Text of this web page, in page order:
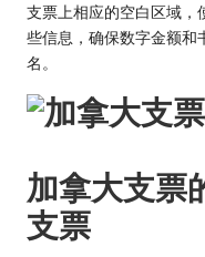
支票上相应的空白区域，
些信息，确保数字金额和
名。
加拿大支票
支票